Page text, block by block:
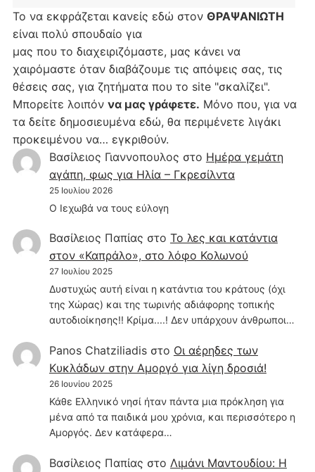
Το να εκφράζεται κανείς εδώ στον ΘΡΑΨΑΝΙΩΤΗ
είναι πολύ σπουδαίο για
μας που το διαχειριζόμαστε, μας κάνει να
χαιρόμαστε όταν διαβάζουμε τις απόψεις σας, τις
θέσεις σας, για ζητήματα που το site "σκαλίζει".
Μπορείτε λοιπόν να μας γράφετε. Μόνο που, για να
τα δείτε δημοσιευμένα εδώ, θα περιμένετε λιγάκι
προκειμένου να… εγκριθούν.
Βασίλειος Γιαννοπουλος στο Hμέρα γεμάτη
αγάπη, φως για Ηλία – Γκρεσίλντα
25 Ιουλίου 2026
Ο Ιεχωβά να τους εύλογη
Βασίλειος Παπίας στο Το λες και κατάντια
στον «Καπράλο», στο λόφο Κολωνού
27 Ιουλίου 2025
Δυστυχώς αυτή είναι η κατάντια του κράτους (όχι
της Χώρας) και της τωρινής αδιάφορης τοπικής
αυτοδιοίκησης!! Κρίμα....! Δεν υπάρχουν άνθρωποι…
Panos Chatziliadisστο Οι αέρηδες των
Κυκλάδων στην Αμοργό για λίγη δροσιά!
26 Ιουνίου 2025
Κάθε Ελληνικό νησί ήταν πάντα μια πρόκληση για
μένα από τα παιδικά μου χρόνια, και περισσότερο η
Αμοργός. Δεν κατάφερα…
Βασίλειος Παπίας στο Λιμάνι Μαντουδίου: Η